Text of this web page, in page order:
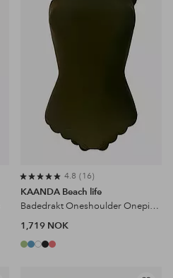
4.8 16
KAANDA Beach life
Badedrakt Oneshoulder Onepiece
1,719 NOK